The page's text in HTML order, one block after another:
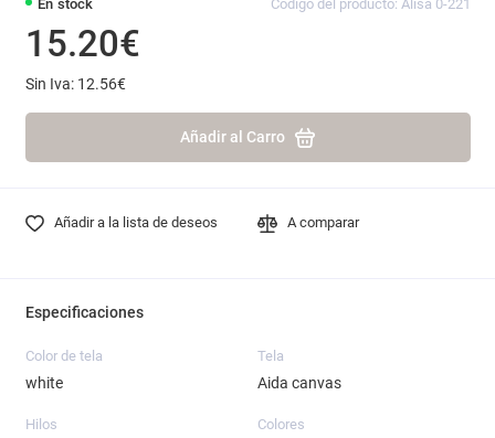
En stock Código del producto: Alisa 0-221
15.20€
Sin Iva: 12.56€
Añadir al Carro
Añadir a la lista de deseos A comparar
Especificaciones
Color de tela
white
Tela
Aida canvas
Hilos Colores